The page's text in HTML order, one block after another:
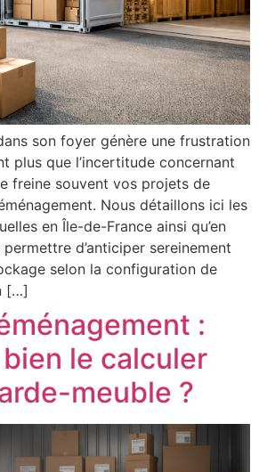
son foyer génère une frustration
plus que l’incertitude concernant
freine souvent vos projets de
Nous détaillons ici les
en Île-de-France ainsi qu’en
d’anticiper sereinement
selon la configuration de
[…]
:
le calculer
meuble ?